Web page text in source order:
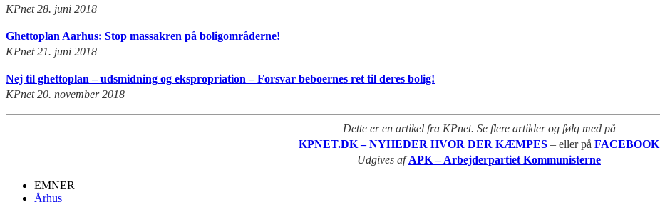
KPnet 28. juni 2018
Ghettoplan Aarhus: Stop massakren på boligområderne!
KPnet 21. juni 2018
Nej til ghettoplan – udsmidning og ekspropriation – Forsvar beboernes ret til deres bolig!
KPnet 20. november 2018
Dette er en artikel fra KPnet. Se flere artikler og følg med på
KPNET.DK – NYHEDER HVOR DER KÆMPES – eller på FACEBOOK
Udgives afAPK – Arbejderpartiet Kommunisterne
EMNER
Århus